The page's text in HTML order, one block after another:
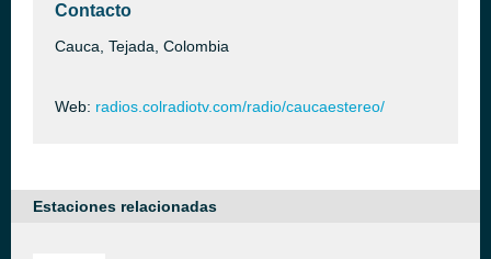
Contacto
Cauca, Tejada, Colombia
Web: radios.colradiotv.com/radio/caucaestereo/
Estaciones relacionadas